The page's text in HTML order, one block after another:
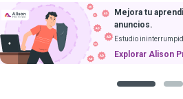
Mejora tu
anuncios.
Estudio
Explorar Alison